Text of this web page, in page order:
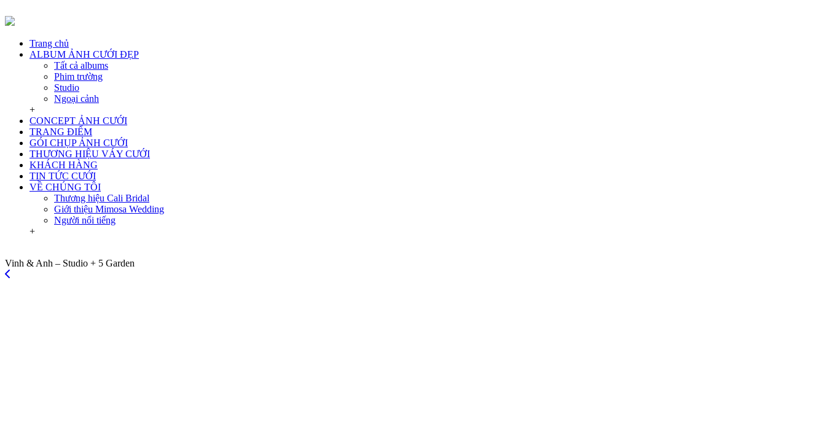
Trang chủ
ALBUM ẢNH CƯỚI ĐẸP
Tất cả albums
Phim trường
Studio
Ngoại cảnh
+
CONCEPT ẢNH CƯỚI
TRANG ĐIỂM
GÓI CHỤP ẢNH CƯỚI
THƯƠNG HIỆU VÁY CƯỚI
KHÁCH HÀNG
TIN TỨC CƯỚI
VỀ CHÚNG TÔI
Thương hiệu Cali Bridal
Giới thiệu Mimosa Wedding
Người nổi tiếng
+
Vinh & Anh – Studio + 5 Garden